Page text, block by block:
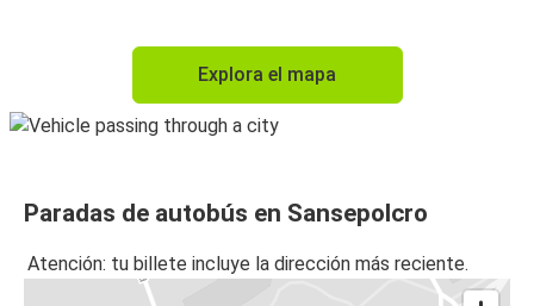
Explora el mapa
Paradas de autobús en Sansepolcro
Atención: tu billete incluye la dirección más reciente.